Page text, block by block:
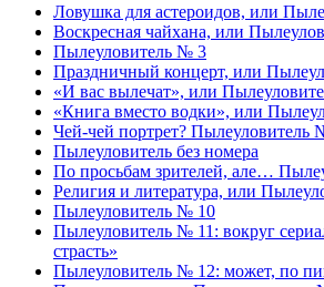
Ловушка для астероидов, или
Воскресная чайхана, или
Пылеуловитель № 3
Праздничный концерт, или
«И вас вылечат», или
«Книга вместо водки», или
Чей-чей портрет? Пылеуловитель
Пылеуловитель без номера
По просьбам зрителей, але…
Религия и литература, или
Пылеуловитель № 10
Пылеуловитель № 11: вокруг
страсть»
Пылеуловитель № 12: может, по